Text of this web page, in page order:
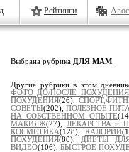
Рейтинги
Выбрана рубрика ДЛЯ МАМ
Другие рубрики в этом
ФОТО ДО/ПОСЛЕ ПОХУДЕНИЯ
ПОХУДЕНИЯ(26),
СОВЕТЫ(202), ПОЛЕЗНОЕ
НА СОБСТВЕННОМ ОПЫТЕ
МАКИЯЖ(27),
ЛЕКАРСТВА и
КОСМЕТИКА(128), КАЛОРИИ
ПОХУДЕНИЯ(80), ДИЕТЫ
ВИДЕО(106), БЫСТРОЕ